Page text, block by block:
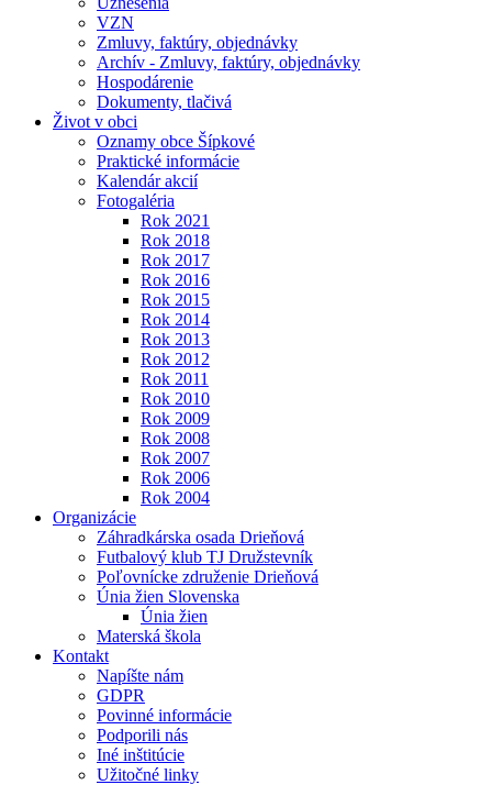
VZN
Zmluvy, faktúry, objednávky
Archív - Zmluvy, faktúry, objednávky
Hospodárenie
Dokumenty, tlačivá
Život v obci
Oznamy obce Šípkové
Praktické informácie
Kalendár akcií
Fotogaléria
Rok 2021
Rok 2018
Rok 2017
Rok 2016
Rok 2015
Rok 2014
Rok 2013
Rok 2012
Rok 2011
Rok 2010
Rok 2009
Rok 2008
Rok 2007
Rok 2006
Rok 2004
Organizácie
Záhradkárska osada Drieňová
Futbalový klub TJ Družstevník
Poľovnícke združenie Drieňová
Únia žien Slovenska
Únia žien
Materská škola
Kontakt
Napíšte nám
GDPR
Povinné informácie
Podporili nás
Iné inštitúcie
Užitočné linky